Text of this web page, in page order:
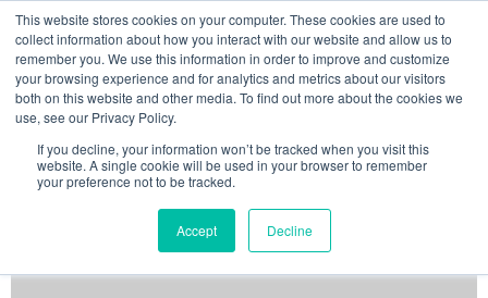
This website stores cookies on your computer. These cookies are used to
collect information about how you interact with our website and allow us to
remember you. We use this information in order to improve and customize
your browsing experience and for analytics and metrics about our visitors
both on this website and other media. To find out more about the cookies we
use, see our Privacy Policy.
If you decline, your information won’t be tracked when you visit this
website. A single cookie will be used in your browser to remember
your preference not to be tracked.
Accept Decline
Vai
contenuto
07/08/202607:17:29
LinkedinFacebook
X TelegramWhatsappMastodon
INIZIATIVE ASTORRI